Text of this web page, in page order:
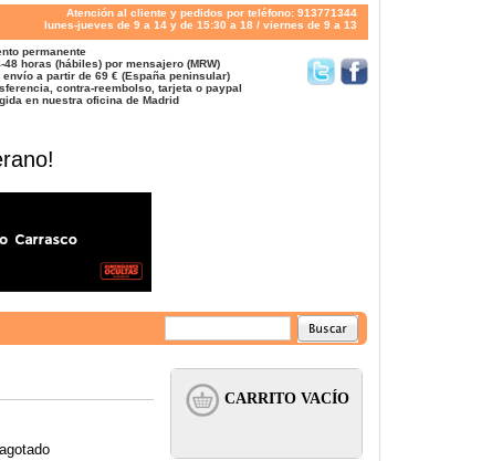
Atención al cliente y pedidos por teléfono: 913771344
lunes-jueves de 9 a 14 y de 15:30 a 18 / viernes de 9 a 13
permanente
48 horas (hábiles) por mensajero (MRW)
a partir de 69 € (España peninsular)
contra-reembolso, tarjeta o paypal
en nuestra oficina de Madrid